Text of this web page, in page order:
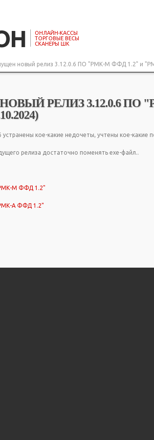
ОНЛАЙН-КАССЫ
ТОРГОВЫЕ ВЕСЫ
СКАНЕРЫ ШК
новый релиз 3.12.0.6 ПО "РМК-М ФФД 1.2" и
РЕЛИЗ 3.12.0.6 ПО
устранены кое-какие недочеты, учтены кое-какие
релиза достаточно поменять ехе-файл..
М ФФД 1.2"
А ФФД 1.2"